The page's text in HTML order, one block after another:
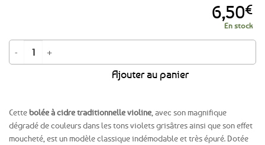
Cettebolée à cidre traditionnelle violine , avec son magnifique
dégradé de couleurs dans les tons violets grisâtres ainsi que son effet
moucheté, est un modèle classique indémodable et très épuré. Dotée
6,50€
En stock
quantité de Bolée à cidre tradition en grès Violine
Ajouter au panier